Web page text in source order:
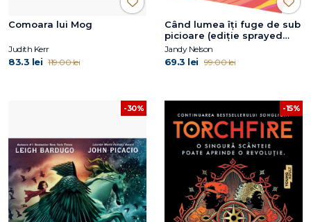
Comoara lui Mog
Judith Kerr
83.3 lei 119.00 lei
Când lumea îți fuge de sub
picioare (ediție sprayed
edges)
Jandy Nelson
69.3 lei 99.00 lei
-30% -15%